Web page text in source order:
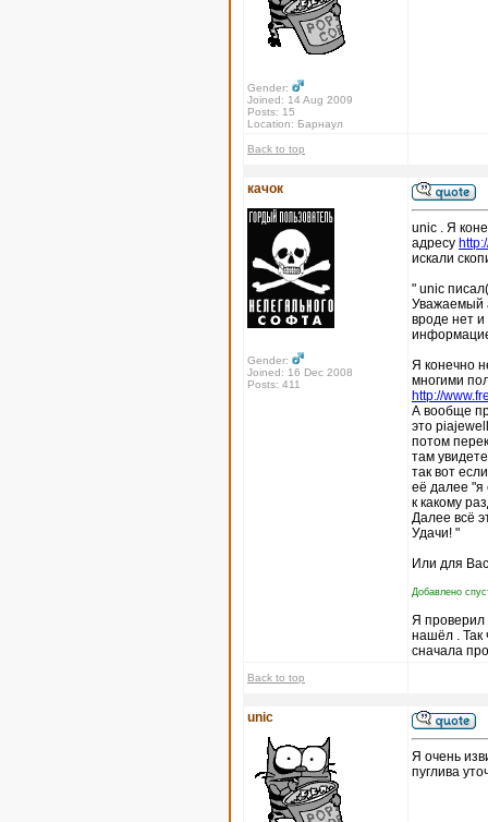
Gender:
Joined: 14 Aug 2009
Posts: 15
Location: Барнаул
Back to top
качок
Gender:
Joined: 16 Dec 2008
Posts: 411
unic . Я
адресу
искали
" unic
Уважаемый
вроде нет
Я конечно
многими
http://
А вообще
это
потом
там
так вот
её далее "я
к какому
Далее всё
Удачи! "
Или для
Добавлено
Я проверил
нашёл . Так
сначала
Back to top
unic
Я очень
пуглива